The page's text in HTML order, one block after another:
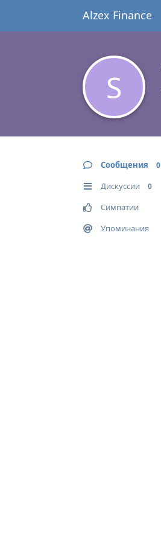
Alzex Finance
S
Сообщения 0
Дискуссии 0
Симпатии
Упоминания